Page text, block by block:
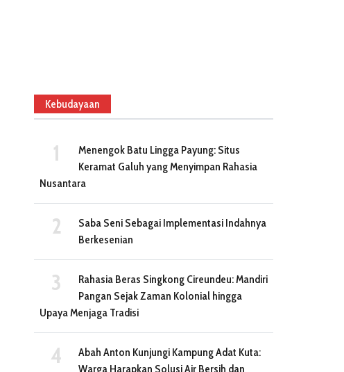
Kebudayaan
Menengok Batu Lingga Payung: Situs
Keramat Galuh yang Menyimpan Rahasia
Nusantara
Saba Seni Sebagai Implementasi Indahnya
Berkesenian
Rahasia Beras Singkong Cireundeu: Mandiri
Pangan Sejak Zaman Kolonial hingga
Upaya Menjaga Tradisi
Abah Anton Kunjungi Kampung Adat Kuta:
Warga Harapkan Solusi Air Bersih dan